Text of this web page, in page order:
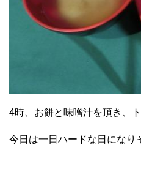
4時、お餅と味噌汁を頂き、
今日は一日ハードな日になり